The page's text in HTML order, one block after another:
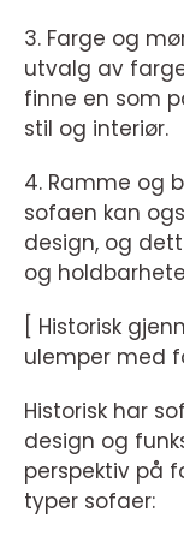
3. Farge og
utvalg av
finne en som
stil og interiør.
4. Ramme og
sofaen kan
design, og
og
[ Historisk
ulemper med
Historisk har
design og
perspektiv på
typer sofaer: